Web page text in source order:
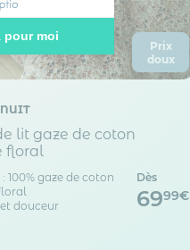
pour moi
Personnalisez vos Options
Prix
doux
NUIT
lit gaze de coton
floral
100% gaze de coton
douceur
Dès
6999€